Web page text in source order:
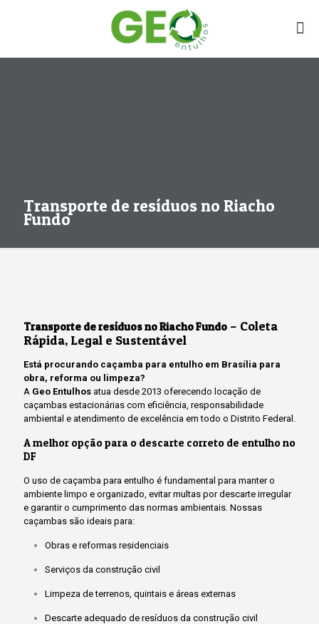
Transporte de resíduos no Riacho
Fundo
Transporte de resíduos no Riacho Fundo – Coleta
Rápida, Legal e Sustentável
Está procurando caçamba para entulho em Brasília para
obra, reforma ou limpeza?
A Geo Entulhos atua desde 2013 oferecendo locação de
caçambas estacionárias com eficiência, responsabilidade
ambiental e atendimento de excelência em todo o Distrito Federal.
A melhor opção para o descarte correto de entulho no
DF
O uso de caçamba para entulho é fundamental para manter o
ambiente limpo e organizado, evitar multas por descarte irregular
e garantir o cumprimento das normas ambientais. Nossas
caçambas são ideais para:
Obras e reformas residenciais
Serviços da construção civil
Limpeza de terrenos, quintais e áreas externas
Descarte adequado de resíduos da construção civil